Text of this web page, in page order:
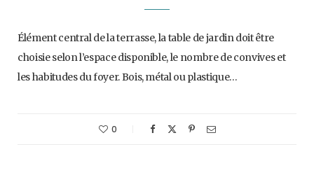
Élément central de la terrasse, la table de jardin doit être
choisie selon l’espace disponible, le nombre de convives et
les habitudes du foyer. Bois, métal ou plastique…
0